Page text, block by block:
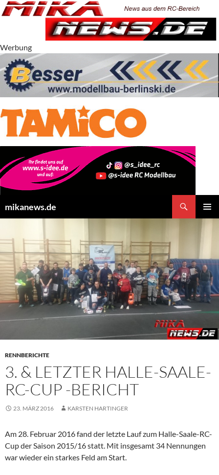
Zum
Inhalt
Werbung
mikanews.de
RENNBERICHTE
3. & LETZTER HALLE-SAALE-
RC-CUP -BERICHT
23. MÄRZ 2016 KARSTEN HARTINGER
Am 28. Februar 2016 fand der letzte Lauf zum Halle-Saale-RC-
Cup der Saison 2015/16 statt. Mit insgesamt 34 Nennungen
war wieder ein starkes Feld am Start.